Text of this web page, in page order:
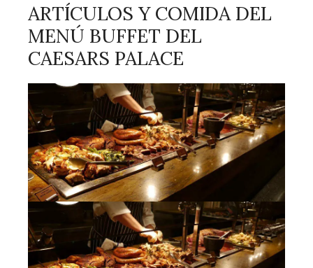
ARTÍCULOS Y COMIDA DEL
MENÚ BUFFET DEL
CAESARS PALACE